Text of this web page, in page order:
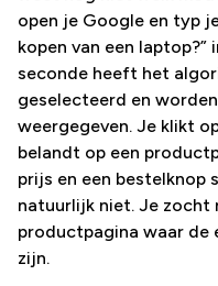
open je Google en typ
kopen van een laptop?”
seconde heeft het
geselecteerd en
weergegeven. Je klikt
belandt op een
prijs en een bestelknop
natuurlijk niet. Je zocht
productpagina waar de
zijn.